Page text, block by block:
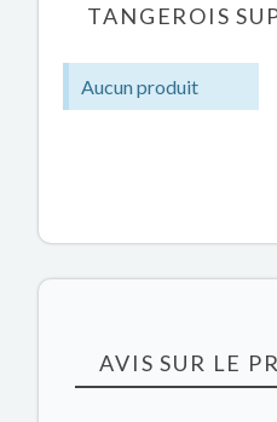
TANGEROIS
Aucun produit
AVIS SUR LE